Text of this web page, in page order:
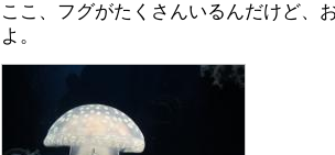
ここ、フグがたくさんいるんだけど、
よ。